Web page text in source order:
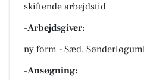
skiftende arbejdstid
-Arbejdsgiver:
ny form - Sæd,
-Ansøgning: